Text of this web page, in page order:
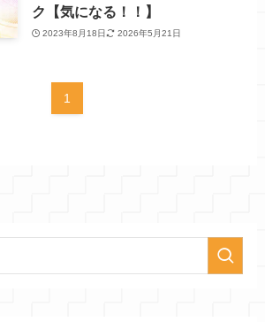
ク【気になる！！】
2023年8月18日 2026年5月21日
1